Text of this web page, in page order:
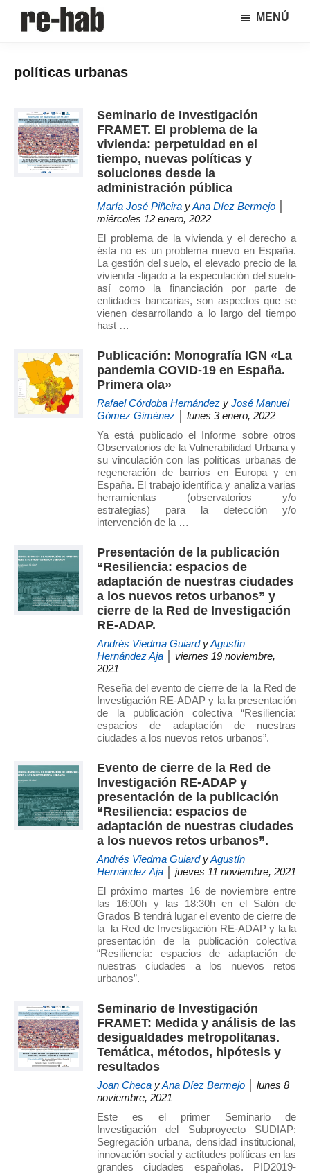
lateral
│
Crisis
rehabilitación
y
regeneración
difusión
sobre
la
adaptación
de
en
Arquitectura,
Urbanismo
(UPM)
MENÚ
políticas urbanas
Seminario de Investigación
FRAMET. El problema de la
vivienda: perpetuidad en el
tiempo, nuevas políticas y
soluciones desde la
administración pública
María José Piñeira yAna Díez Bermejo
miércoles 12 enero, 2022
El problema de la vivienda y el derecho a
ésta no es un problema nuevo en España.
La gestión del suelo, el elevado precio de la
vivienda -ligado a la especulación del suelo-
así como la financiación por parte de
entidades bancarias, son aspectos que se
vienen desarrollando a lo largo del tiempo
hast …
Publicación: Monografía IGN «La
pandemia COVID-19 en España.
Primera ola»
Rafael Córdoba Hernández y José Manuel
Gómez Giménez │ lunes 3 enero, 2022
Ya está publicado el Informe sobre otros
Observatorios de la Vulnerabilidad Urbana y
su vinculación con las políticas urbanas de
regeneración de barrios en Europa y en
España. El trabajo identifica y analiza varias
herramientas (observatorios y/o
estrategias) para la detección y/o
intervención de la …
Presentación de la publicación
“Resiliencia: espacios de
adaptación de nuestras ciudades
a los nuevos retos urbanos” y
cierre de la Red de Investigación
RE-ADAP.
Andrés Viedma GuiardyAgustín
Hernández Aja │ viernes 19 noviembre,
2021
Reseña del evento de cierre de la la Red de
Investigación RE-ADAP y la la presentación
de la publicación colectiva “Resiliencia:
espacios de adaptación de nuestras
ciudades a los nuevos retos urbanos”.
Evento de cierre de la Red de
Investigación RE-ADAP y
presentación de la publicación
“Resiliencia: espacios de
adaptación de nuestras ciudades
a los nuevos retos urbanos”.
Andrés Viedma GuiardyAgustín
Hernández Aja │ jueves 11 noviembre, 2021
El próximo martes 16 de noviembre entre
las 16:00h y las 18:30h en el Salón de
Grados B tendrá lugar el evento de cierre de
la la Red de Investigación RE-ADAP y la la
presentación de la publicación colectiva
“Resiliencia: espacios de adaptación de
nuestras ciudades a los nuevos retos
urbanos”.
Seminario de Investigación
FRAMET: Medida y análisis de las
desigualdades metropolitanas.
Temática, métodos, hipótesis y
resultados
Joan Checa yAna Díez Bermejo │ lunes 8
noviembre, 2021
Este es el primer Seminario de
Investigación del Subproyecto SUDIAP:
Segregación urbana, densidad institucional,
innovación social y actitudes políticas en las
grandes ciudades españolas. PID2019-